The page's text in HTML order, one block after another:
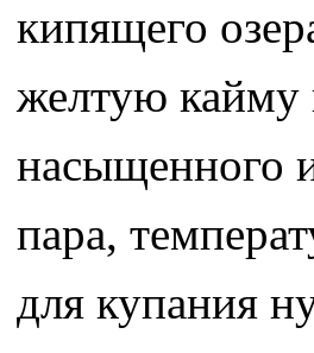
кипящего
желтую кайму
насыщенного
пара,
для купания